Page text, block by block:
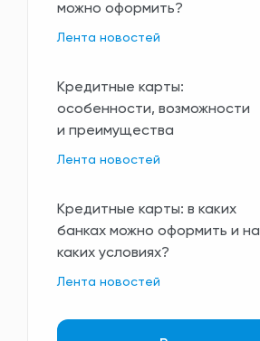
можно оформить?
Лента новостей
Кредитные карты:
особенности, возможности
и преимущества
Лента новостей
Кредитные карты: в каких
банках можно оформить и на
каких условиях?
Лента новостей